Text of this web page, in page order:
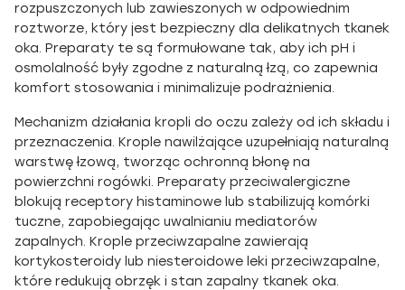
rozpuszczonych lub zawieszonych w odpowiednim
roztworze, który jest bezpieczny dla delikatnych tkanek
oka. Preparaty te są formułowane tak, aby ich pH i
osmolalność były zgodne z naturalną łzą, co zapewnia
komfort stosowania i minimalizuje podrażnienia.
Mechanizm działania kropli do oczu zależy od ich składu i
przeznaczenia. Krople nawilżające uzupełniają naturalną
warstwę łzową, tworząc ochronną błonę na
powierzchni rogówki. Preparaty przeciwalergiczne
blokują receptory histaminowe lub stabilizują komórki
tuczne, zapobiegając uwalnianiu mediatorów
zapalnych. Krople przeciwzapalne zawierają
kortykosteroidy lub niesteroidowe leki przeciwzapalne,
które redukują obrzęk i stan zapalny tkanek oka.